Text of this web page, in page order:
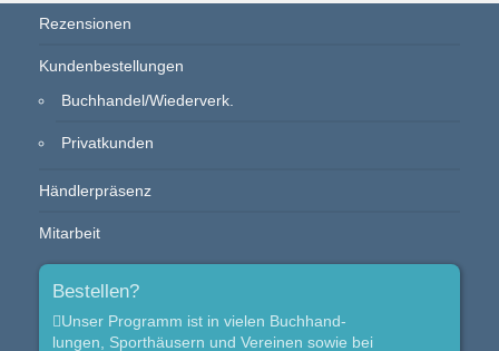
Rezensionen
Kundenbestellungen
Buchhandel/Wiederverk.
Privatkunden
Händlerpräsenz
Mitarbeit
Bestellen?
Unser Programm ist in vielen Buchhand-
lungen, Sporthäusern und Vereinen sowie bei